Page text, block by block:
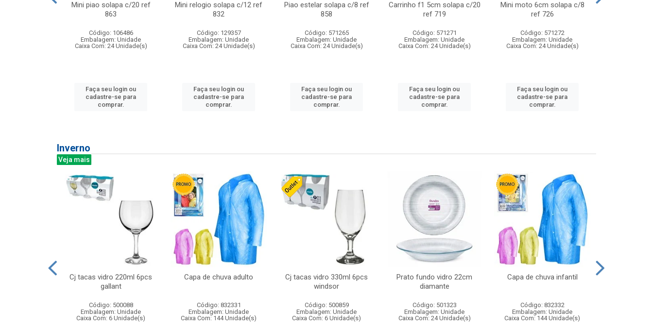
Mini piao solapa c/20 ref
863
Código: 106486
Embalagem: Unidade
Caixa Com: 24 Unidade(s)
Faça seu login ou
cadastre-se para
comprar.
Mini relogio solapa c/12 ref
832
Código: 129357
Embalagem: Unidade
Caixa Com: 24 Unidade(s)
Faça seu login ou
cadastre-se para
comprar.
Piao estelar solapa c/8 ref
858
Código: 571265
Embalagem: Unidade
Caixa Com: 24 Unidade(s)
Faça seu login ou
cadastre-se para
comprar.
Carrinho f1 5cm solapa c/20
ref 719
Código: 571271
Embalagem: Unidade
Caixa Com: 24 Unidade(s)
Faça seu login ou
cadastre-se para
comprar.
Mini moto 6cm solapa c/8
ref 726
Código: 571272
Embalagem: Unidade
Caixa Com: 24 Unidade(s)
Faça seu login ou
cadastre-se para
comprar.
Inverno
Veja mais
Cj tacas vidro 220ml 6pcs
gallant
Código: 500088
Embalagem: Unidade
Caixa Com: 6 Unidade(s)
Capa de chuva adulto
Código: 832331
Embalagem: Unidade
Caixa Com: 144 Unidade(s)
Cj tacas vidro 330ml 6pcs
windsor
Código: 500859
Embalagem: Unidade
Caixa Com: 6 Unidade(s)
Prato fundo vidro 22cm
diamante
Código: 501323
Embalagem: Unidade
Caixa Com: 24 Unidade(s)
Capa de chuva infantil
Código: 832332
Embalagem: Unidade
Caixa Com: 144 Unidade(s)